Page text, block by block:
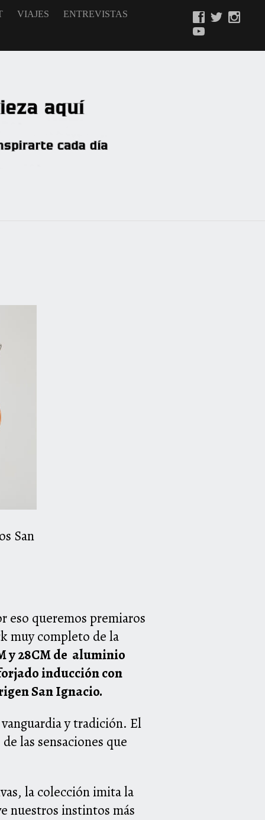
VIAJES ENTREVISTAS
San
eso queremos premiaros
muy completo de la
y 28CM de aluminio
inducción con
San Ignacio.
y tradición. El
las sensaciones que
la colección imita la
nuestros instintos más